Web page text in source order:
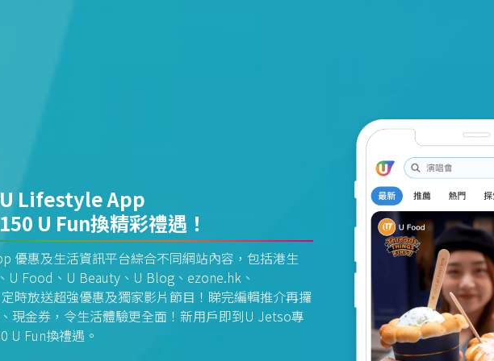
Lifestyle App
U Fun換精彩禮遇！
優惠及生活資訊平台綜合不同網站內容，包括港生
U Food、U Beauty、U Blog、ezone.hk、
時放送超強優惠及獨家影片節目！睇完編輯推介再攞
現金券，令生活體驗更全面！新用戶即到U Jetso專
U Fun換禮遇。